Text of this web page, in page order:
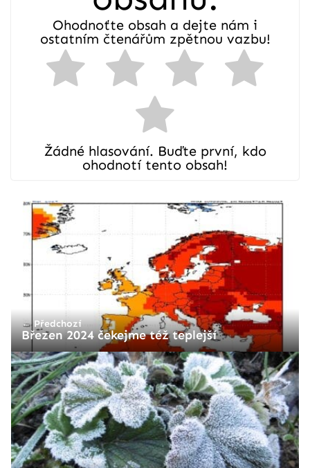
Ohodnoťte obsah a dejte nám i
ostatním čtenářům zpětnou vazbu!
Žádné hlasování. Buďte první, kdo
ohodnotí tento obsah!
← Předchozí
Březen 2024 čekejme též teplejší